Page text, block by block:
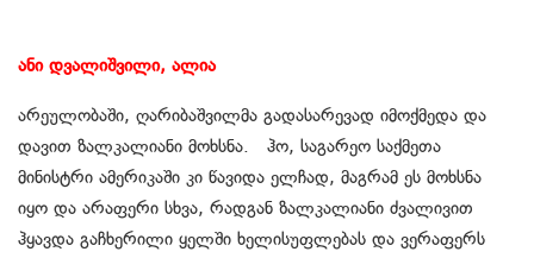
ანი დვალიშვილი, ალია
არეულობაში, ღარიბაშვილმა გადასარევად იმოქმედა და
დავით ზალკალიანი მოხსნა. ჰო, საგარეო საქმეთა
მინისტრი ამერიკაში კი წავიდა ელჩად, მაგრამ ეს მოხსნა
იყო და არაფერი სხვა, რადგან ზალკალიანი ძვალივით
ჰყავდა გაჩხერილი ყელში ხელისუფლებას და ვერაფერს